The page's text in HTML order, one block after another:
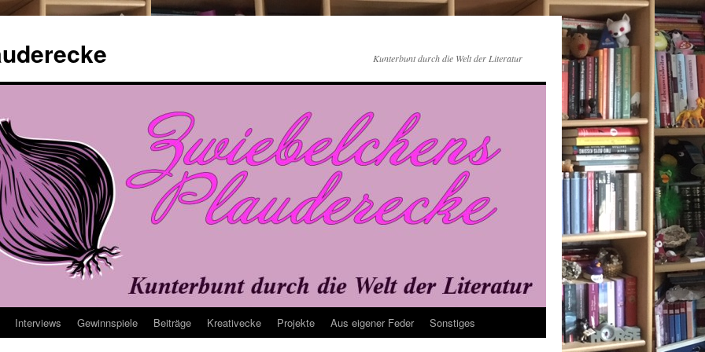
Kunterbunt durch die Welt der Literatur
Interviews Gewinnspiele Beiträge Kreativecke Projekte Aus eigener Feder Sonstiges